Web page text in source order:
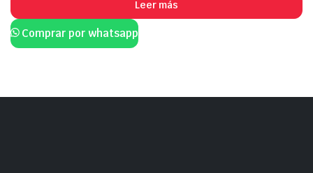
Leer más
Comprar por whatsapp